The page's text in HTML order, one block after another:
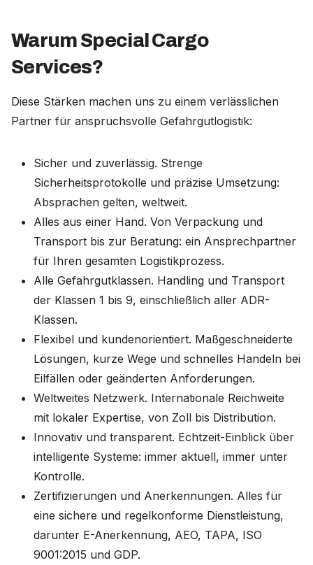
Warum Special Cargo
Services?
Diese Stärken machen uns zu einem verlässlichen
Partner für anspruchsvolle Gefahrgutlogistik:
Sicher und zuverlässig. Strenge
Sicherheitsprotokolle und präzise Umsetzung:
Absprachen gelten, weltweit.
Alles aus einer Hand. Von Verpackung und
Transport bis zur Beratung: ein Ansprechpartner
für Ihren gesamten Logistikprozess.
Alle Gefahrgutklassen. Handling und Transport
der Klassen 1 bis 9, einschließlich aller ADR-
Klassen.
Flexibel und kundenorientiert. Maßgeschneiderte
Lösungen, kurze Wege und schnelles Handeln bei
Eilfällen oder geänderten Anforderungen.
Weltweites Netzwerk. Internationale Reichweite
mit lokaler Expertise, von Zoll bis Distribution.
Innovativ und transparent. Echtzeit-Einblick über
intelligente Systeme: immer aktuell, immer unter
Kontrolle.
Zertifizierungen und Anerkennungen. Alles für
eine sichere und regelkonforme Dienstleistung,
darunter E-Anerkennung, AEO, TAPA, ISO
9001:2015 und GDP.